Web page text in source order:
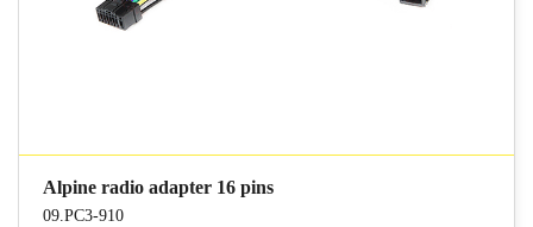
Alpine radio adapter 16 pins
09.PC3-910